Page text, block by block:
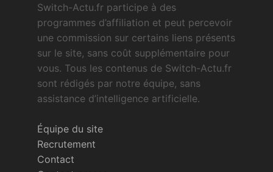
Switch-Actu.fr participe à des
programmes d’affiliation et peut percevoir
une commission sur certains liens présents
sur le site, sans coût supplémentaire pour
vous. Tous les contenus de Switch-Actu.fr
sont rédigés par notre équipe, sans
assistance d’intelligence artificielle.
Équipe du site
Recrutement
Contact